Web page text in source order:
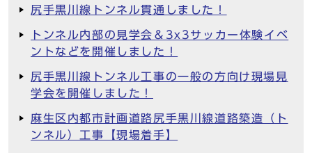
尻手黒川線トンネル貫通しました！
トンネル内部の見学会＆3x3サッカー体験イベ
ントなどを開催しました！
尻手黒川線トンネル工事の一般の方向け現場見
学会を開催しました！
麻生区内都市計画道路尻手黒川線道路築造（ト
ンネル）工事【現場着手】